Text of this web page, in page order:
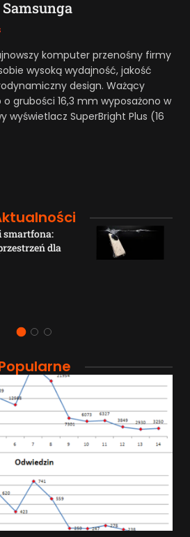
komputer przenośny firmy
wysoką wydajność, jakość
design. Ważący
o grubości 16,3 mm wyposażono w
wyświetlacz SuperBright Plus (16
smartfona:
dla